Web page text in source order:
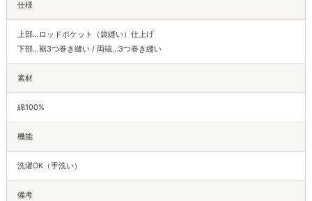
仕様
上部…ロッドポケット（袋縫い）仕上げ
下部…裾3つ巻き縫い / 両端…3つ巻き縫い
素材
綿100%
機能
洗濯OK（手洗い）
備考